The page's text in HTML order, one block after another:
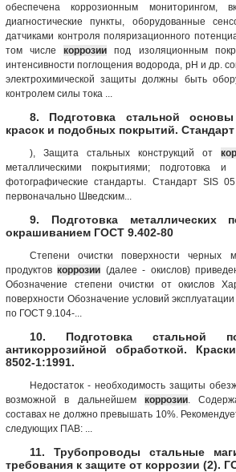
обеспечена коррозионным мониторингом,
диагностические пункты, оборудованные
датчиками контроля поляризационного
том числекоррозии под изоляционным
интенсивности поглощения водорода, рН и др.
электрохимической защиты должны быть
контролем силы тока ...
8. Подготовка стальной
красок и подобных покрытий.
), Защита стальных конструкций от
металлическими покрытиями; подготовка и
фотографические стандарты. Стандарт SIS
первоначально Шведским...
9. Подготовка металлических
окрашиванием ГОСТ 9.402-80
Степени очистки поверхности черных
продуктовкоррозии (далее - окислов)
Обозначение степени очистки от окислов
поверхности Обозначение условий
по ГОСТ 9.104-...
10. Подготовка стальной
антикоррозийной обработкой.
8502-1:1991.
Недостаток - необходимость защиты
возможной в дальнейшем коррозии.
составах не должно превышать 10%.
следующих ПАВ: ...
11. Трубопроводы стальные
требования к защите от коррозии (2).